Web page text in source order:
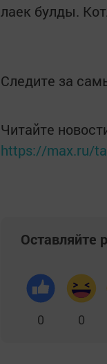
лаек булды.
Следите за
Читайте
https://max.ru/
Оставляйте
0 0